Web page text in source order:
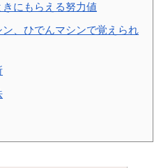
にもらえる努力値
、ひでんマシンで覚えられ